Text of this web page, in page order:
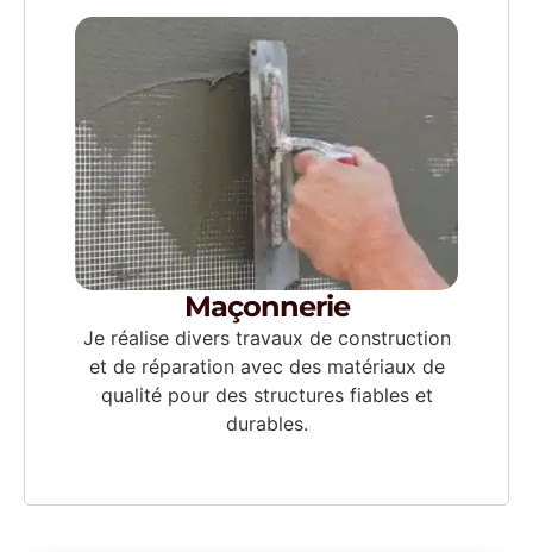
Maçonnerie
Je réalise divers travaux de construction
et de réparation avec des matériaux de
qualité pour des structures fiables et
durables.